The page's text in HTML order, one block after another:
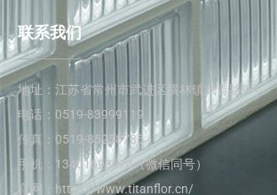
联系我们
地址：江苏省常州市武进区横林镇武青路9号
电话：0519-83999119
传真：0519-85258785
手机：13401693674（微信同号）
官网：https://www.titanflor.cn/